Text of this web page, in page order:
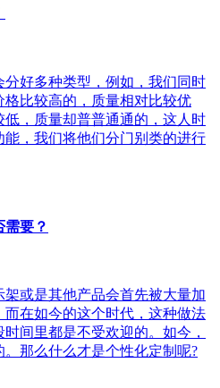
好多种类型，例如，我们同时
比较高的，质量相对比较优
低，质量却普普通通的，这人时
，我们将他们分门别类的进行
需要？
或是其他产品会首先被大量加
而在如今的这个时代，这种做法
间里都是不受欢迎的。如今，
那么什么才是个性化定制呢?